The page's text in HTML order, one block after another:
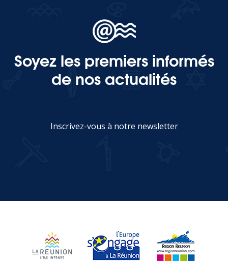
Soyez les premiers informés
de nos actualités
Inscrivez-vous à notre newsletter